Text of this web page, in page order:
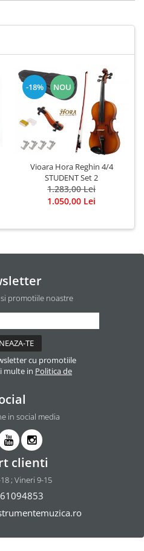
-18% NOU
Vioara Hora Reghin 4/4
STUDENT Set 2
1.283,00 Lei
1.050,00 Lei
promotiile noastre
cu promotiile
multe in Politica de
in social media
clienti
; Vineri 9-15